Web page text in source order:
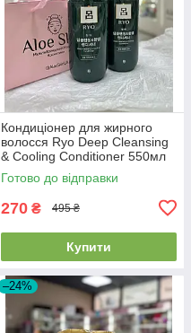
Кондиціонер для жирного
волосся Ryo Deep Cleansing
& Cooling Conditioner 550мл
Готово до відправки
270 ₴ 495 ₴
Купити
–24%